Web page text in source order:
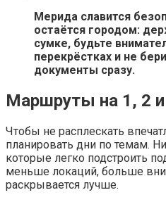
Мерида славится
остаётся городом:
сумке, будьте
перекрёстках и не
документы сразу.
Маршруты на 1, 2
Чтобы не расплескать
планировать дни по темам.
которые легко подстроить
меньше локаций, больше
раскрывается лучше.